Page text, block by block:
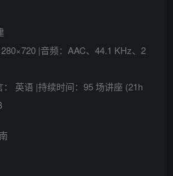
|音频：AAC、44.1 KHz、2
英语 |持续时间：95 场讲座 (21h